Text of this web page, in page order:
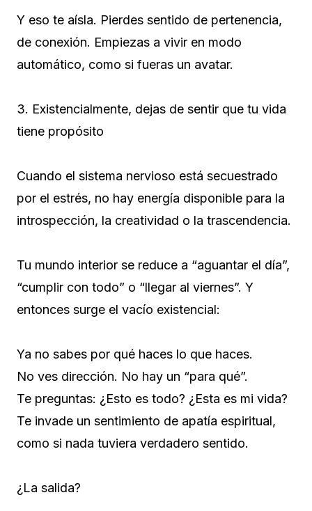
Y eso te aísla. Pierdes sentido de pertenencia,
de conexión. Empiezas a vivir en modo
automático, como si fueras un avatar.
3. Existencialmente, dejas de sentir que tu vida
tiene propósito
Cuando el sistema nervioso está secuestrado
por el estrés, no hay energía disponible para la
introspección, la creatividad o la trascendencia.
Tu mundo interior se reduce a “aguantar el día”,
“cumplir con todo” o “llegar al viernes”. Y
entonces surge el vacío existencial:
Ya no sabes por qué haces lo que haces.
No ves dirección. No hay un “para qué”.
Te preguntas: ¿Esto es todo? ¿Esta es mi vida?
Te invade un sentimiento de apatía espiritual,
como si nada tuviera verdadero sentido.
¿La salida?